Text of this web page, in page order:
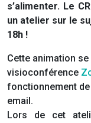
s’alimenter. Le
un atelier sur le
18h !
Cette animation se
visioconférence
fonctionnement de
email.
Lors de cet